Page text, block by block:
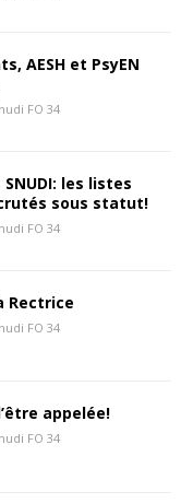
AESH et PsyEN
FO 34
les listes
sous statut!
FO 34
Rectrice
FO 34
appelée!
FO 34